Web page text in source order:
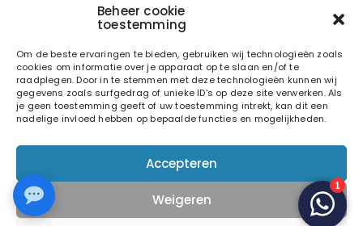
Beheer cookie
toestemming
Om de beste ervaringen te bieden, gebruiken wij technologieën zoals
cookies om informatie over je apparaat op te slaan en/of te
raadplegen. Door in te stemmen met deze technologieën kunnen wij
gegevens zoals surfgedrag of unieke ID's op deze site verwerken. Als
je geen toestemming geeft of uw toestemming intrekt, kan dit een
nadelige invloed hebben op bepaalde functies en mogelijkheden.
Accepteren
Weigeren
© 2026 Light and Sound Factory. Alle rechten voorbehouden.
Volg ons op